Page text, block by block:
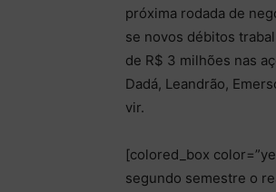
próxima rodada de
se novos débitos
de R$ 3 milhões nas
Dadá, Leandrão,
vir.
[colored_box
segundo semestre o